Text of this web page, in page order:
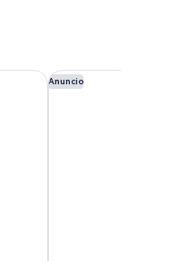
Anuncio
ibis Jerusalem city